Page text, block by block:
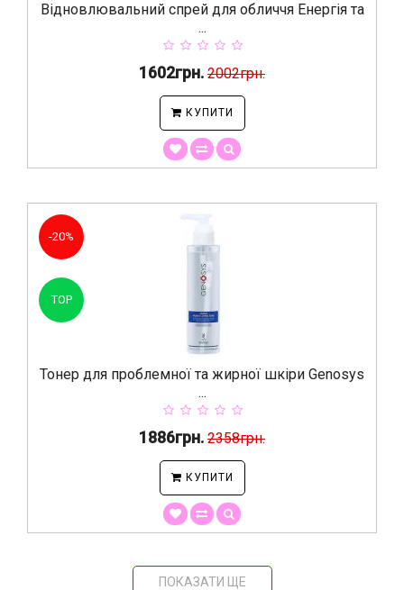
Відновлювальний спрей для обличчя Енергія та
...
1602грн. 2002грн.
КУПИТИ
-20%
TOP
Тонер для проблемної та жирної шкіри Genosys
...
1886грн. 2358грн.
КУПИТИ
ПОКАЗАТИ ЩЕ